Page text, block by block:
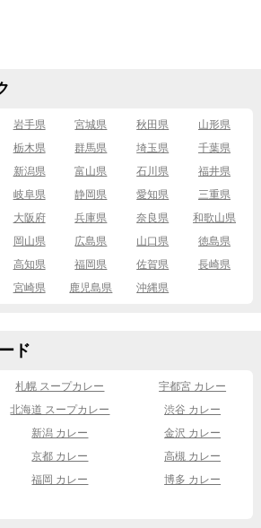
岩手県 宮城県 秋田県
山形県
栃木県 群馬県 埼玉県
千葉県
新潟県 富山県 石川県
福井県
岐阜県 静岡県 愛知県
三重県
大阪府 兵庫県 奈良県
和歌山県
岡山県 広島県 山口県
徳島県
高知県 福岡県 佐賀県
長崎県
宮崎県 鹿児島県 沖縄県
ド
札幌 スープカレー
宇都宮 カレー
北海道 スープカレー
渋谷 カレー
新潟 カレー
金沢 カレー
京都 カレー
高槻 カレー
福岡 カレー
博多 カレー